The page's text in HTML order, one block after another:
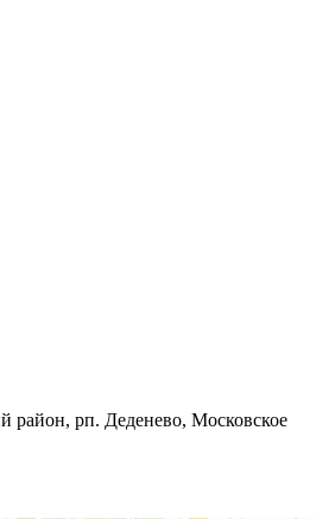
район, рп. Деденево, Московское